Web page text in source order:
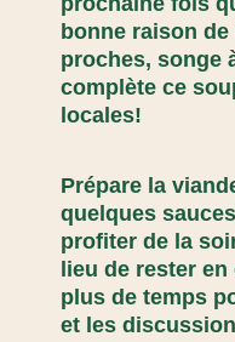
bonne raison
proches, songe
complète ce
locales!
Prépare la
quelques
profiter de la
lieu de rester
plus de temps
et les